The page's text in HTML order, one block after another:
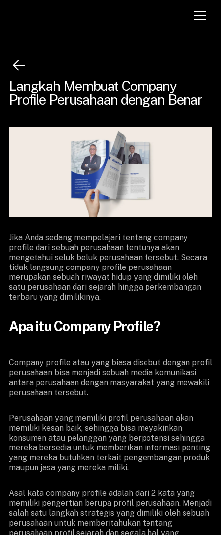
Langkah Membuat Company
Profile Perusahaan dengan Benar
Jika Anda sedang mempelajari tentang company
profile dari sebuah perusahaan tentunya akan
mengetahui seluk beluk perusahaan tersebut. Secara
tidak langsung company profile perusahaan
merupakan sebuah riwayat hidup yang dimiliki oleh
satu perusahaan dari sejarah hingga perkembangan
terbaru yang dimilikinya.
Apa itu Company Profile?
Company profile atau yang biasa disebut dengan profil
perusahaan bisa menjadi sebuah media komunikasi
antara perusahaan dengan masyarakat yang mewakili
perusahaan tersebut.
Perusahaan yang memiliki profil perusahaan akan
memiliki kesan baik, sehingga bisa meyakinkan
konsumen atau pelanggan yang berpotensi sehingga
mereka bersedia untuk memberikan informasi penting
yang mereka butuhkan terkait pengembangan produk
maupun jasa yang mereka miliki.
Asal kata company profile adalah dari 2 kata yang
memiliki pengertian berupa profil perusahaan. Menjadi
salah satu langkah strategis yang dimiliki oleh sebuah
perusahaan untuk memberitahukan tentang
perusahaan profil sejarah dan segala hal yang